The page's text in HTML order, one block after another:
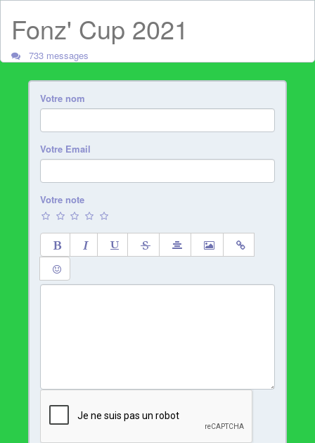
Fonz' Cup 2021
733 messages
Votre nom
Votre Email
Votre note